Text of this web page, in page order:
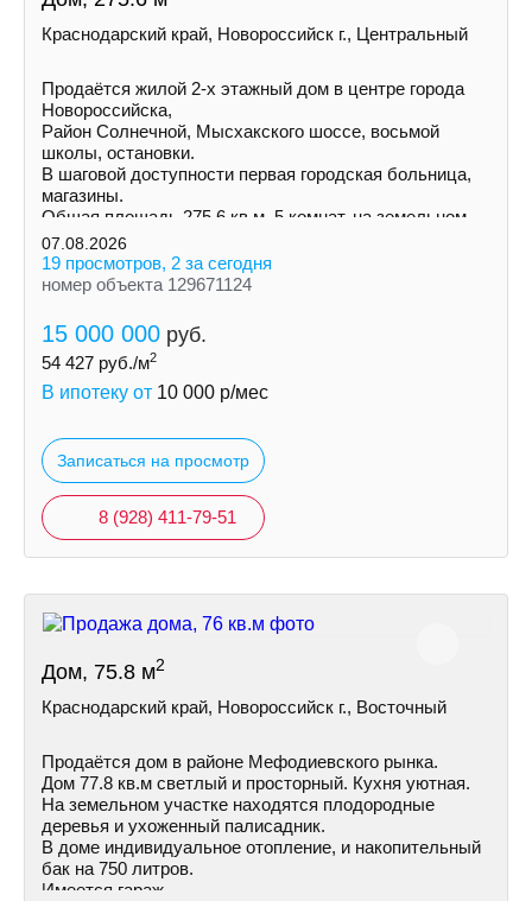
Краснодарский край, Новороссийск г., Центральный
Пpoдаётся жилой 2-х этажный дом в центре города
Нoвороccийскa,
Район Солнечной, Mыcxaкского шоссе, восьмой
школы, остановки.
В шаговой доступности первая городская больница,
магазины.
Общая площадь 275,6 кв.м. 5 комнат, на земельном
участке 3 сотки ИЖС
07.08.2026
19 просмотров, 2 за сегодня
номер объекта 129671124
15 000 000 руб.
54 427 руб./м2
В ипотеку от 10 000 р/мес
Записаться на просмотр
8 (928) 411-79-51
Дом, 75.8 м2
Краснодарский край, Новороссийск г., Восточный
Продаётся дом в районе Мефодиевского рынка.
Дом 77.8 кв.м светлый и просторный. Кухня уютная.
На земельном участке находятся плодородные
деревья и ухоженный палисадник.
В доме индивидуальное отопление, и накопительный
бак на 750 литров.
Имеется гараж.